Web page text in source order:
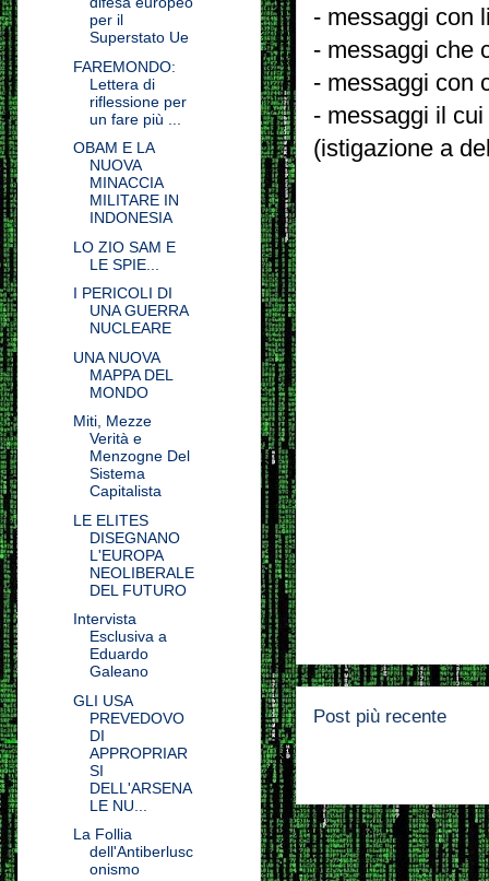
- messaggi con
- messaggi che
- messaggi con
- messaggi il
(istigazione a
Post più recente
per il
Superstato Ue
FAREMONDO:
Lettera di
riflessione per
un fare più ...
OBAM E LA
NUOVA
MINACCIA
MILITARE IN
INDONESIA
LO ZIO SAM E
LE SPIE...
I PERICOLI DI
UNA GUERRA
NUCLEARE
UNA NUOVA
MAPPA DEL
MONDO
Miti, Mezze
Verità e
Menzogne Del
Sistema
Capitalista
LE ELITES
DISEGNANO
L'EUROPA
NEOLIBERALE
DEL FUTURO
Intervista
Esclusiva a
Eduardo
Galeano
GLI USA
PREVEDOVO
DI
APPROPRIAR
SI
DELL'ARSENA
LE NU...
La Follia
dell'Antiberlusc
onismo